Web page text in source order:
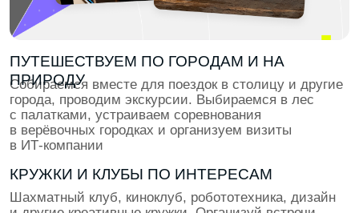
15 крутых кейсов в портфолио и начало
оплачиваемых стажировок